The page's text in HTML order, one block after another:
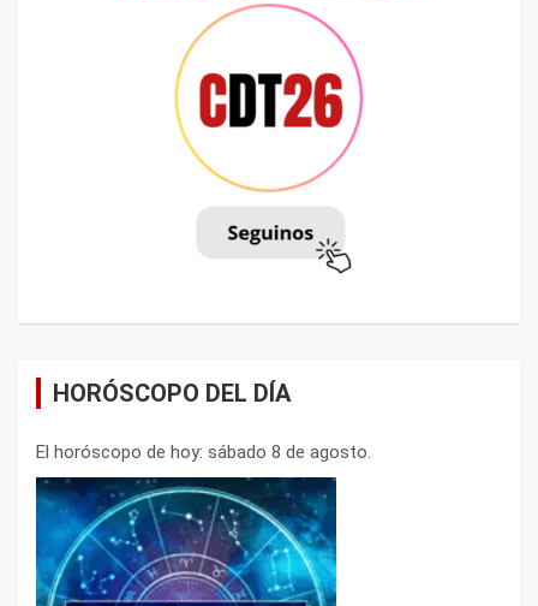
HORÓSCOPO DEL DÍA
El horóscopo de hoy: sábado 8 de agosto.